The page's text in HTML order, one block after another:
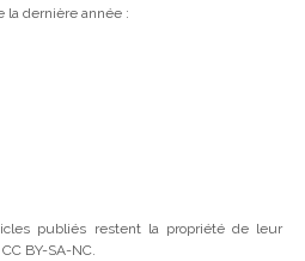
la dernière année :
publiés restent la propriété de leur
BY-SA-NC.